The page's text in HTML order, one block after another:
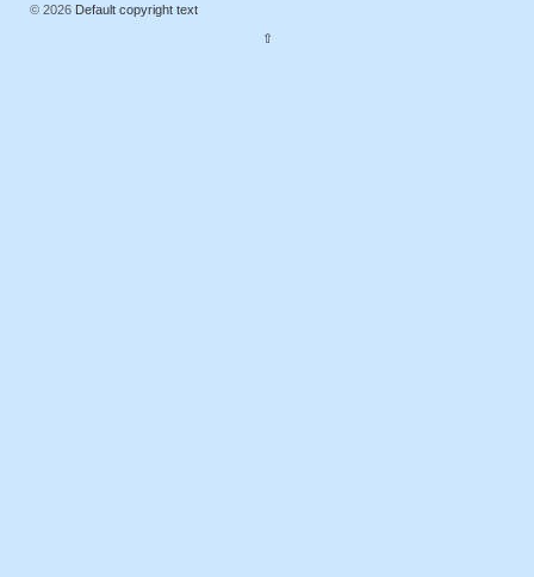
© 2026 Default copyright text
⇧